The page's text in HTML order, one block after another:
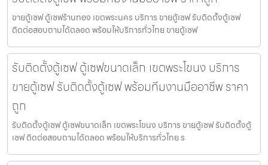
ขายตู้เซฟ ตู้เซฟร้านทอง เขตพระนคร บริการ ขายตู้เซฟ รับติดตั้งตู้เซฟ
ติดต่อสอบถามได้ตลอด พร้อมให้บริการทั่วไทย ขายตู้เซฟ
รับติดตั้งตู้เซฟ ตู้เซฟขนาดเล็ก เขตพระโขนง บริการ
ขายตู้เซฟ รับติดตั้งตู้เซฟ พร้อมทีมงานมืออาชีพ ราคา
ถูก
รับติดตั้งตู้เซฟ ตู้เซฟขนาดเล็ก เขตพระโขนง บริการ ขายตู้เซฟ รับติดตั้งตู้
เซฟ ติดต่อสอบถามได้ตลอด พร้อมให้บริการทั่วไทย ร